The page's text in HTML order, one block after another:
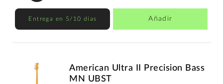
Entrega en 5/10 días Añadir
American Ultra II Precision Bass
MN UBST